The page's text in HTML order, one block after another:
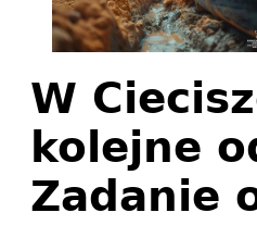
W
kolejne
Zadanie